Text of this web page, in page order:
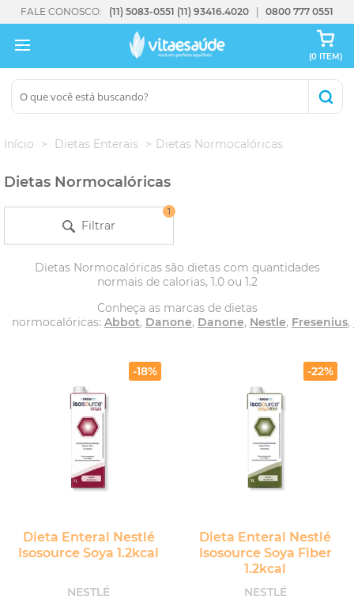
FALE CONOSCO: (11) 5083-0551 (11) 93416.4020 0800 777 0551
(0 ITEM)
Início Dietas Enterais Dietas Normocalóricas
Dietas Normocalóricas
Filtrar
1
Dietas Normocalóricas são dietas com quantidades
normais de calorias, 1.0 ou 1.2
Conheça as marcas de dietas
normocalóricas: Abbot, Danone, Danone, Nestle, Fresenius,
-18%
Dieta Enteral Nestlé
Isosource Soya 1.2kcal
NESTLÉ
-22%
Dieta Enteral Nestlé
Isosource Soya Fiber
1.2kcal
NESTLÉ